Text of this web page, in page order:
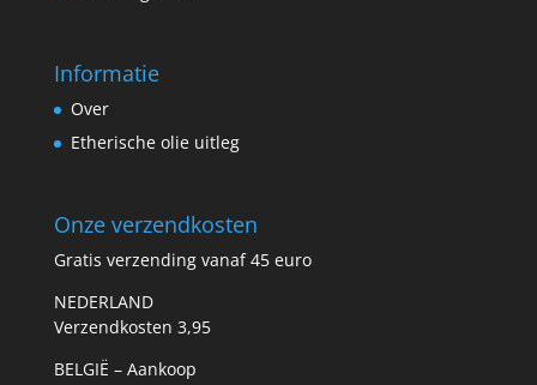
Informatie
Over
Etherische olie uitleg
Onze verzendkosten
Gratis verzending vanaf 45 euro
NEDERLAND
Verzendkosten 3,95
BELGIË – Aankoop